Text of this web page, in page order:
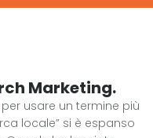
Marketing.
usare un termine più
locale” si è espanso